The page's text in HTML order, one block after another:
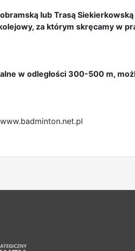
lub Trasą
za którym skręcamy w
w odległości 300-500 m,